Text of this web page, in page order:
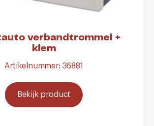
verbandtrommel +
klem
Artikelnummer: 36881
Bekijk product